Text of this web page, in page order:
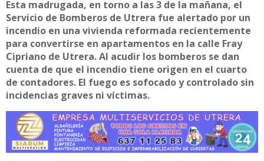
Esta madrugada, en torno a las 3 de la mañana, el
Servicio de Bomberos de Utrera fue alertado por un
incendio en una vivienda reformada recientemente
para convertirse en apartamentos en la calle Fray
Cipriano de Utrera. Al acudir los bomberos se dan
cuenta de que el incendio tiene origen en el cuarto
de contadores. El fuego es sofocado y controlado sin
incidencias graves ni víctimas.